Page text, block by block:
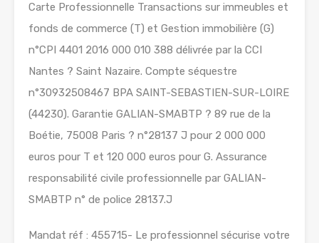
Carte Professionnelle Transactions sur immeubles et
fonds de commerce (T) et Gestion immobilière (G)
n°CPI 4401 2016 000 010 388 délivrée par la CCI
Nantes ? Saint Nazaire. Compte séquestre
n°30932508467 BPA SAINT-SEBASTIEN-SUR-LOIRE
(44230). Garantie GALIAN-SMABTP ? 89 rue de la
Boétie, 75008 Paris ? n°28137 J pour 2 000 000
euros pour T et 120 000 euros pour G. Assurance
responsabilité civile professionnelle par GALIAN-
SMABTP n° de police 28137.J
Mandat réf : 455715- Le professionnel sécurise votre